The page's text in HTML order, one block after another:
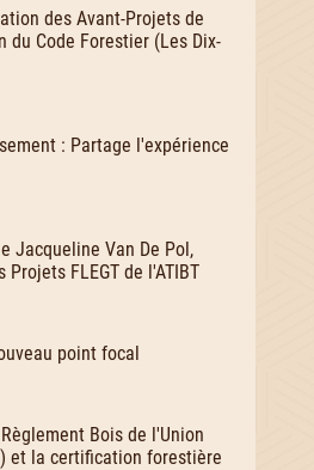
des Avant-Projets de
du Code Forestier (Les Dix-
: Partage l'expérience
Jacqueline Van De Pol,
FLEGT de l'ATIBT
point focal
Bois de l'Union
et la certification forestière